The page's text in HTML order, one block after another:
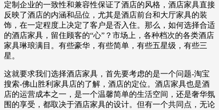
定制企业的一致性和兼容性保证了酒店的风格，酒店家具直接
反映了酒店的内涵和品位，尤其是酒店前台和大厅家具的装
饰，在一定程度上决定了客户是否入住。那么，如何选择合适
的酒店家具，留住顾客的“心”？市场上，各种档次的各类酒店
家具琳琅满目。有些豪华，有些简单，有些五星级，有些三
星。
这就要求我们选择酒店家具，首先要考虑的是一个问题-淘宝
搜索-佛山胜利家具店的了解，酒店的定位。酒店家具也是酒
店的运营成本之一，是一个温馨简单的生活空间，还是奢华氛
围的享受，都取决于酒店家具的设计。但有一个共同点，无论